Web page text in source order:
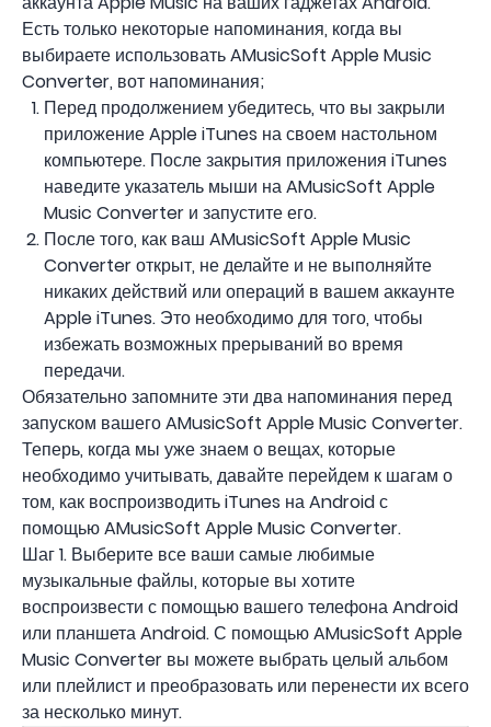
Есть только некоторые напоминания, когда вы
выбираете использовать AMusicSoft Apple Music
Converter, вот напоминания;
Перед продолжением убедитесь, что вы закрыли
приложение Apple iTunes на своем настольном
компьютере. После закрытия приложения iTunes
наведите указатель мыши на AMusicSoft Apple
Music Converter и запустите его.
После того, как ваш AMusicSoft Apple Music
Converter открыт, не делайте и не выполняйте
никаких действий или операций в вашем аккаунте
Apple iTunes. Это необходимо для того, чтобы
избежать возможных прерываний во время
передачи.
Обязательно запомните эти два напоминания перед
запуском вашего AMusicSoft Apple Music Converter.
Теперь, когда мы уже знаем о вещах, которые
необходимо учитывать, давайте перейдем к шагам о
том, как воспроизводить iTunes на Android с
помощью AMusicSoft Apple Music Converter.
Шаг 1. Выберите все ваши самые любимые
музыкальные файлы, которые вы хотите
воспроизвести с помощью вашего телефона Android
или планшета Android. С помощью AMusicSoft Apple
Music Converter вы можете выбрать целый альбом
или плейлист и преобразовать или перенести их всего
за несколько минут.